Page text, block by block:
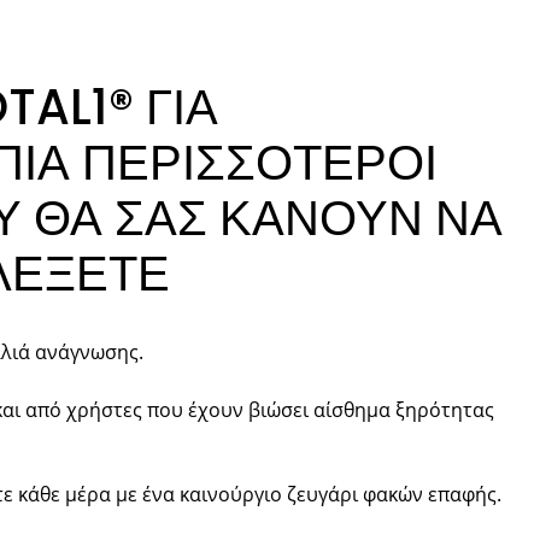
ΓΙΑ
ΠΕΡΙΣΣΟΤΕΡΟΙ
ΘΑ ΣΑΣ ΚΑΝΟΥΝ ΝΑ
ανάγνωσης.
από χρήστες που έχουν βιώσει αίσθημα ξηρότητας
κάθε μέρα με ένα καινούργιο ζευγάρι φακών επαφής.